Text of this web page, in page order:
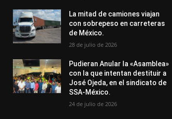
La mitad de camiones viajan
con sobrepeso en carreteras
de México.
28 de julio de 2026
Pudieran Anular la «Asamblea»
con la que intentan destituir a
José Ojeda, en el sindicato de
SSA-México.
24 de julio de 2026